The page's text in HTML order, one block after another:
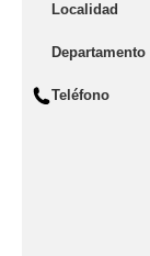
Localidad
Departamento
Teléfono